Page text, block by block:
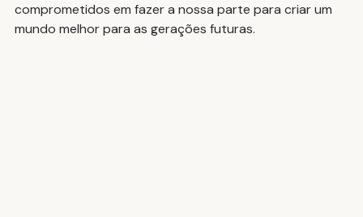
comprometidos em fazer a nossa parte para criar um
mundo melhor para as gerações futuras.